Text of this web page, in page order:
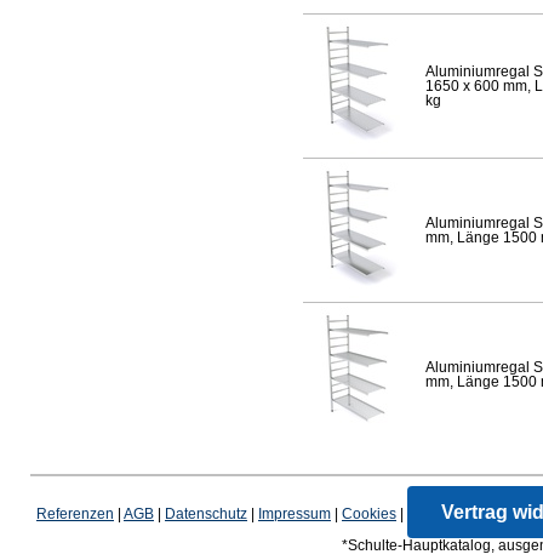
Aluminiumregal
1650 x 600 mm,
kg
Aluminiumregal
mm, Länge 1500
Aluminiumregal
mm, Länge 1500
Referenzen AGB Datenschutz Impressum Cookies Vertrag
*Schulte-Hauptkatalog,